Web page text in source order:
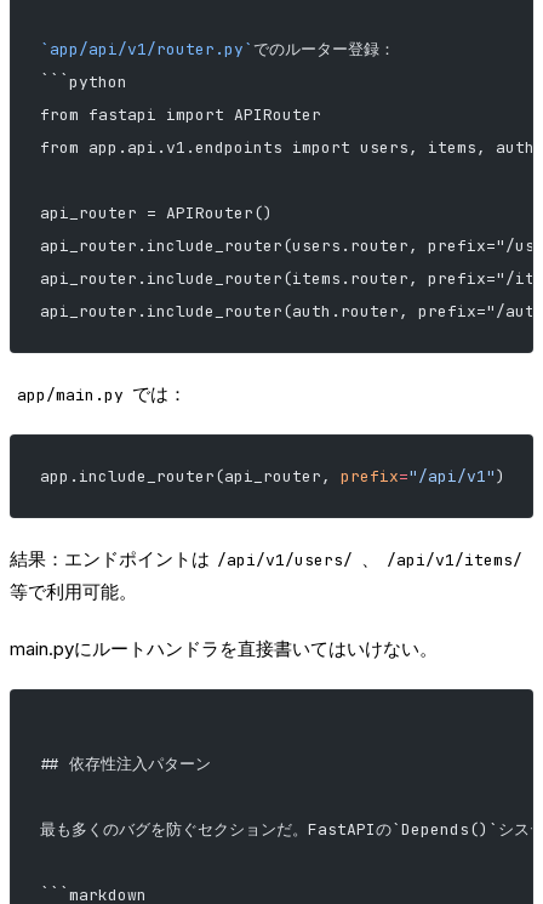
`app/api/v1/router.py`でのルーター登録：
```python
from fastapi import APIRouter
from app.api.v1.endpoints import users, items, auth
api_router = APIRouter()
api_router.include_router(users.router, prefix="/
api_router.include_router(items.router, prefix="/
api_router.include_router(auth.router, prefix="/
app/main.py では：
app.include_router(api_router, prefix="/api/v1")
結果：エンドポイントは /api/v1/users/ 、 /api/v1/items/
等で利用可能。
main.pyにルートハンドラを直接書いてはいけない。
## 依存性注入パターン
最も多くのバグを防ぐセクションだ。FastAPIの`Depends()`システ
```markdown